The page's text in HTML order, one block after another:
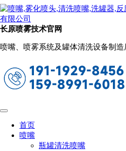
长原喷雾技术官网
喷嘴、喷雾系统及罐体清洗设备制
首页
喷嘴
瓶罐清洗喷嘴
新闻动态
当前位置：
电子元器件为什么加雾
2022-09-24 15:34:32 阅读量：901
在很多的容易产生静电的地方，
元器件加湿来进行除静电，这种除
纺织厂、面粉加工厂等，这些在作
很容易产生静电的。